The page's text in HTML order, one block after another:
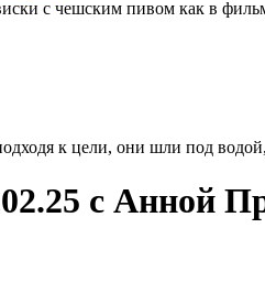
с чешским пивом как в
к цели, они шли под
с Анной